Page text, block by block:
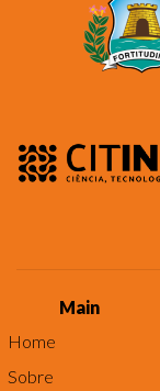
Main
Home
Sobre